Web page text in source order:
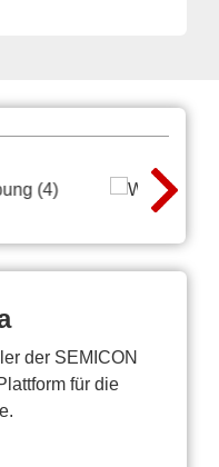
der SEMICON
für die